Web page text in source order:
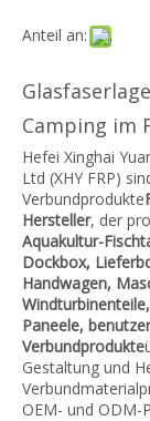
Anteil an:
Camping im
Hefei Xinghai
Ltd (XHY FRP)
Verbundprodukte
Hersteller, der
Aquakultur-
Dockbox,
Handwagen,
Paneele,
Verbundprodukte
Gestaltung und
OEM- und ODM-